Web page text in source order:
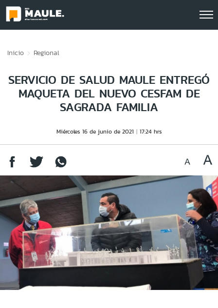
Inicio Regional
SERVICIO DE SALUD MAULE ENTREGÓ
MAQUETA DEL NUEVO CESFAM DE
SAGRADA FAMILIA
Miércoles 16 de junio de 2021 17:24 hrs